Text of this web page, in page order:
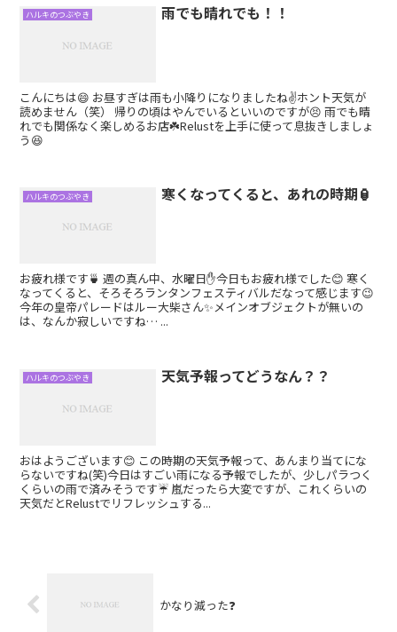
ハルキのつぶやき 雨でも晴れでも！！
こんにちは😄 お昼すぎは雨も小降りになりましたね✌️ホント天気が
読めません（笑） 帰りの頃はやんでいるといいのですが😣 雨でも晴
れでも関係なく楽しめるお店☘️⁡⁡Relustを上手に使って息抜きしましょ
う😆
ハルキのつぶやき 寒くなってくると、あれの時期🏮
お疲れ様です🍵 週の真ん中、水曜日✋今日もお疲れ様でした😊 寒く
なってくると、そろそろランタンフェスティバルだなって感じます😉
今年の皇帝パレードはルー大柴さん✨メインオブジェクトが無いの
は、なんか寂しいですね… ...
ハルキのつぶやき 天気予報ってどうなん？？
おはようございます😊 この時期の天気予報って、あんまり当てにな
らないですね(笑)今日はすごい雨になる予報でしたが、少しパラつく
くらいの雨で済みそうです☔ 嵐だったら大変ですが、これくらいの
天気だとRelustでリフレッシュする...
かなり減った❓